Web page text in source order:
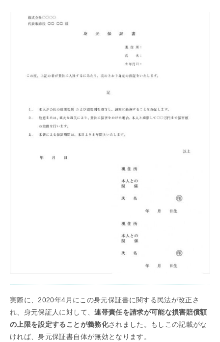
実際に、2020年4月にこの身元保証書に関する民法が改正さ
れ、身元保証人に対して、連帯責任を請求が可能な損害賠償額
の上限を設定することが義務化されました。もしこの記載がな
ければ、身元保証書自体が無効となります。